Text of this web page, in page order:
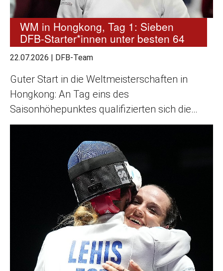
WM in Hongkong, Tag 1: Sieben
DFB-Starter*innen unter besten 64
22.07.2026 DFB-Team
Guter Start in die Weltmeisterschaften in
Hongkong: An Tag eins des
Saisonhöhepunktes qualifizierten sich die…